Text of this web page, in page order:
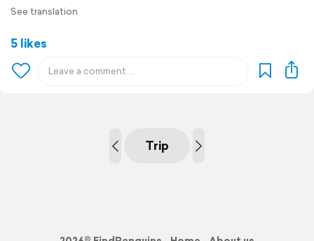
See translation
5 likes
Trip